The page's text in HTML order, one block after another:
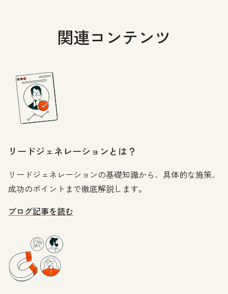
関連コンテンツ
リードジェネレーションとは？
リードジェネレーションの基礎知識から、具体的な施策、
成功のポイントまで徹底解説します。
ブログ記事を読む